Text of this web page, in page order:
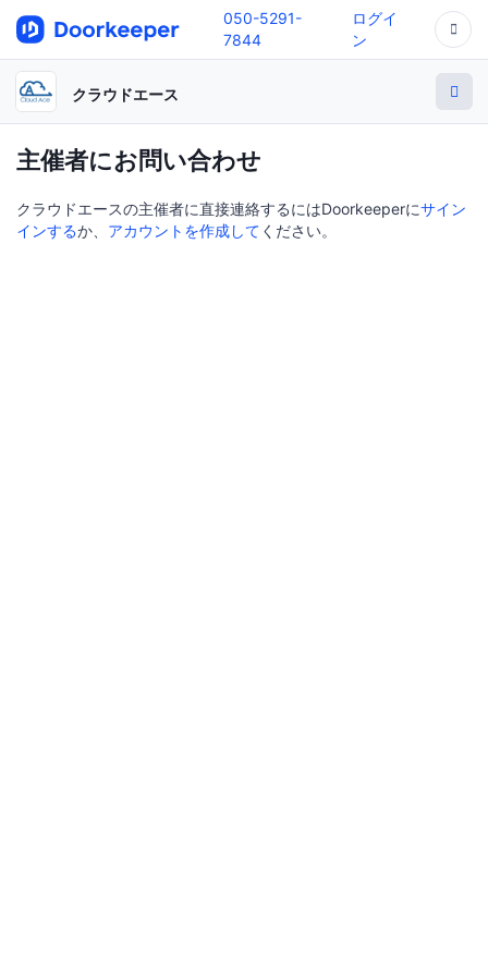
050-5291-
7844
ログイ
ン
クラウドエース
主催者にお問い合わせ
クラウドエースの主催者に直接連絡するにはDoorkeeperにサイン
インするか、 アカウントを作成して ください。